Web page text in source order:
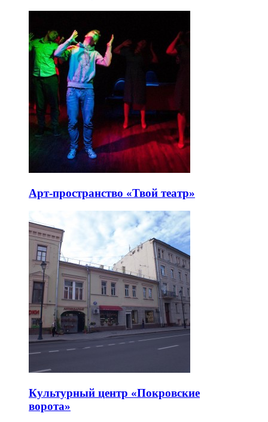
Арт-пространство «Твой театр»
Культурный центр «Покровские
ворота»